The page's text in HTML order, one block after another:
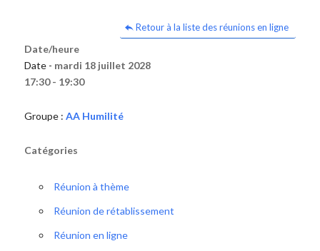
Retour à la liste des réunions en ligne
Date/heure
Date - mardi 18 juillet 2028
17:30 - 19:30
Groupe : AA Humilité
Catégories
Réunion à thème
Réunion de rétablissement
Réunion en ligne